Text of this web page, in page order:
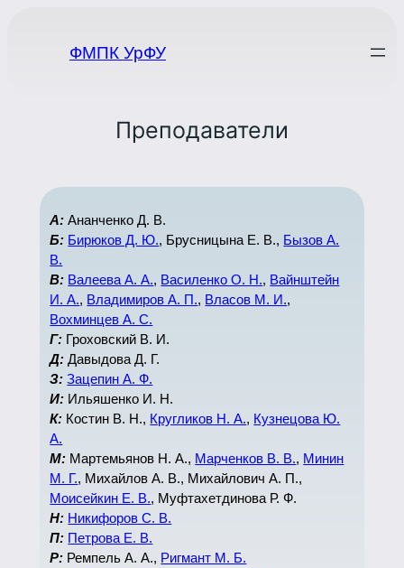
ФМПК УрФУ
Преподаватели
А: Ананченко Д. В.
Б: Бирюков Д. Ю., Брусницына Е. В., Бызов А.
В.
В: Валеева А. А., Василенко О. Н., Вайнштейн
И. А., Владимиров А. П., Власов М. И.,
Вохминцев А. С.
Г: Гроховский В. И.
Д: Давыдова Д. Г.
З: Зацепин А. Ф.
И: Ильяшенко И. Н.
К: Костин В. Н., Кругликов Н. А., Кузнецова Ю.
А.
М: Мартемьянов Н. А., Марченков В. В., Минин
М. Г., Михайлов А. В., Михайлович А. П.,
Моисейкин Е. В., Муфтахетдинова Р. Ф.
Н: Никифоров С. В.
П: Петрова Е. В.
Р: Ремпель А. А., Ригмант М. Б.